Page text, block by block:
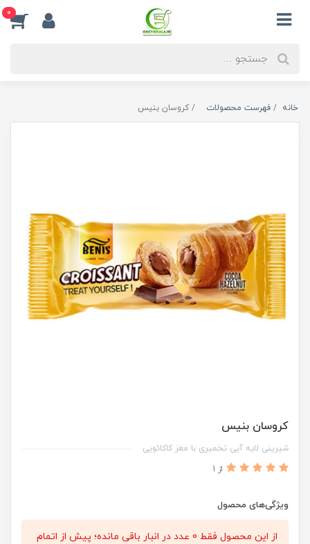
0
خانه فهرست محصولات کروسان بنیس
کروسان بنیس
شیرینی لایه آیی تخمیری با مغز کاکائویی
از 1
ویژگی‌های محصول
از این محصول فقط 0 عدد در انبار باقی مانده؛ پیش از اتمام